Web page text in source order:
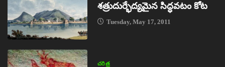
శత్రుదుర్భేద్యమైన సిద్ధవటం కోట
Tuesday, May 17, 2011
చరిత్ర